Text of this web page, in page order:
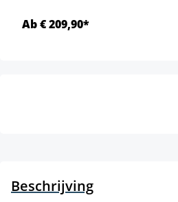
Ab € 209,90*
Beschrijving